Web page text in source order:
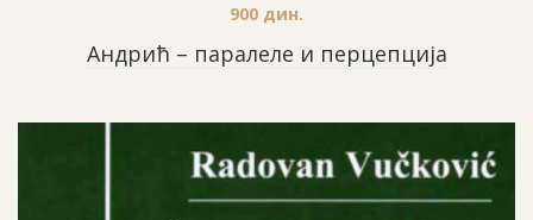
Андрић – паралеле и перцепција
900 дин.